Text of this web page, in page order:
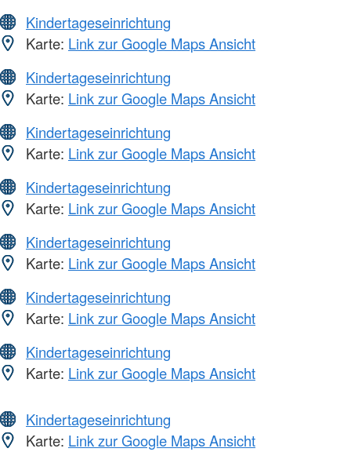
Kindertageseinrichtung
Karte: Link zur Google Maps Ansicht
Kindertageseinrichtung
Karte: Link zur Google Maps Ansicht
Kindertageseinrichtung
Karte: Link zur Google Maps Ansicht
Kindertageseinrichtung
Karte: Link zur Google Maps Ansicht
Kindertageseinrichtung
Karte: Link zur Google Maps Ansicht
Kindertageseinrichtung
Karte: Link zur Google Maps Ansicht
Kindertageseinrichtung
Karte: Link zur Google Maps Ansicht
Kindertageseinrichtung
Karte: Link zur Google Maps Ansicht